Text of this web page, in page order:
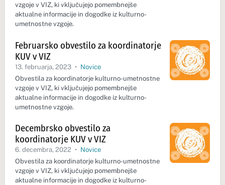
vzgoje v VIZ, ki vključujejo pomembnejše
aktualne informacije in dogodke iz kulturno-
umetnostne vzgoje.
Februarsko obvestilo za koordinatorje
KUV v VIZ
13. februarja, 2023 • Novice
Obvestila za koordinatorje kulturno-umetnostne
vzgoje v VIZ, ki vključujejo pomembnejše
aktualne informacije in dogodke iz kulturno-
umetnostne vzgoje.
Decembrsko obvestilo za
koordinatorje KUV v VIZ
6. decembra, 2022 • Novice
Obvestila za koordinatorje kulturno-umetnostne
vzgoje v VIZ, ki vključujejo pomembnejše
aktualne informacije in dogodke iz kulturno-